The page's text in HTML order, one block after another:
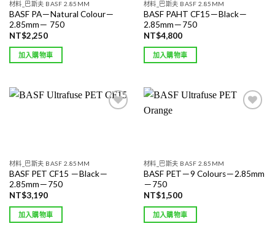
材料_巴斯夫 BASF 2.85MM
BASF PA－Natural Colour－
2.85mm－ 750
NT$2,250
加入購物車
材料_巴斯夫 BASF 2.85MM
BASF PAHT CF15－Black－
2.85mm－750
NT$4,800
加入購物車
材料_巴斯夫 BASF 2.85MM
BASF PET CF15 －Black－
2.85mm－750
NT$3,190
加入購物車
材料_巴斯夫 BASF 2.85MM
BASF PET－9 Colours－2.85mm
－750
NT$1,500
加入購物車